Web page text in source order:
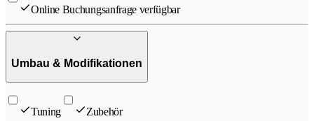
Online Buchungsanfrage verfügbar
Umbau & Modifikationen
Tuning Zubehör